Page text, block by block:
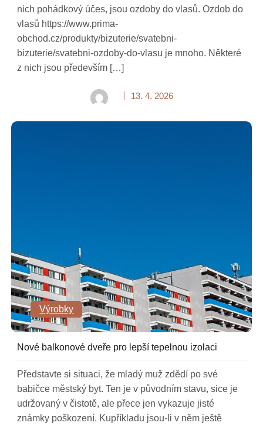
nich pohádkový účes, jsou ozdoby do vlasů. Ozdob do
vlasů https://www.prima-
obchod.cz/produkty/bizuterie/svatebni-
bizuterie/svatebni-ozdoby-do-vlasu je mnoho. Některé
z nich jsou především […]
13. 4. 2026
Výrobky
Nové balkonové dveře pro lepší tepelnou izolaci
Představte si situaci, že mladý muž zdědí po své
babičce městský byt. Ten je v původním stavu, sice je
udržovaný v čistotě, ale přece jen vykazuje jisté
známky poškození. Kupříkladu jsou-li v něm ještě